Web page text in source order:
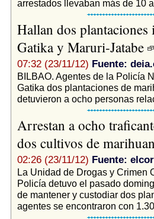
arrestados llevaban más de 10
Hallan dos plantaciones
Gatika y Maruri-Jatabe
07:32 (23/11/12) Fuente:
BILBAO. Agentes de la Policía
Gatika dos plantaciones de
detuvieron a ocho personas
Arrestan a ocho
dos cultivos de
02:26 (23/11/12) Fuente:
La Unidad de Drogas y Crimen
Policía detuvo el pasado
de mantener y custodiar dos
agentes se encontraron con